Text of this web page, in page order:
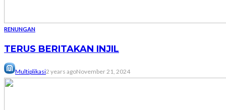
RENUNGAN
TERUS BERITAKAN INJIL
Multiplikasi2 years agoNovember 21, 2024